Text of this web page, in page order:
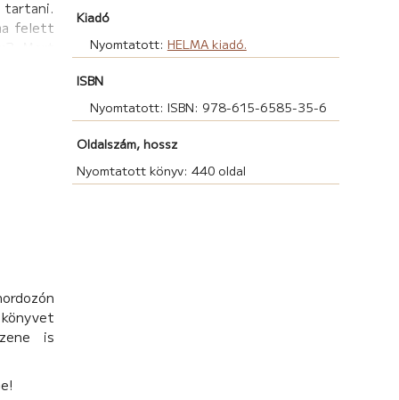
tartani.
felett
és az
a
is
túlélő
is
Kiadó
Nyomtatott: HELMA kiadó.
ISBN
Nyomtatott: ISBN: 978-615-6585-35-6
Oldalszám, hossz
Nyomtatott könyv: 440 oldal